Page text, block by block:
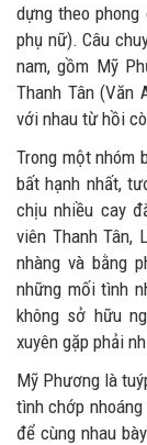
dựng theo
phụ nữ). Câu
nam, gồm Mỹ
Thanh Tân (Văn
với nhau từ hồi
Trong một nhóm
bất hạnh nhất,
chịu nhiều cay
viên Thanh Tân,
nhàng và bằng
những mối tình
không sở hữu
xuyên gặp phải
Mỹ Phương là
tình chớp
để cùng nhau